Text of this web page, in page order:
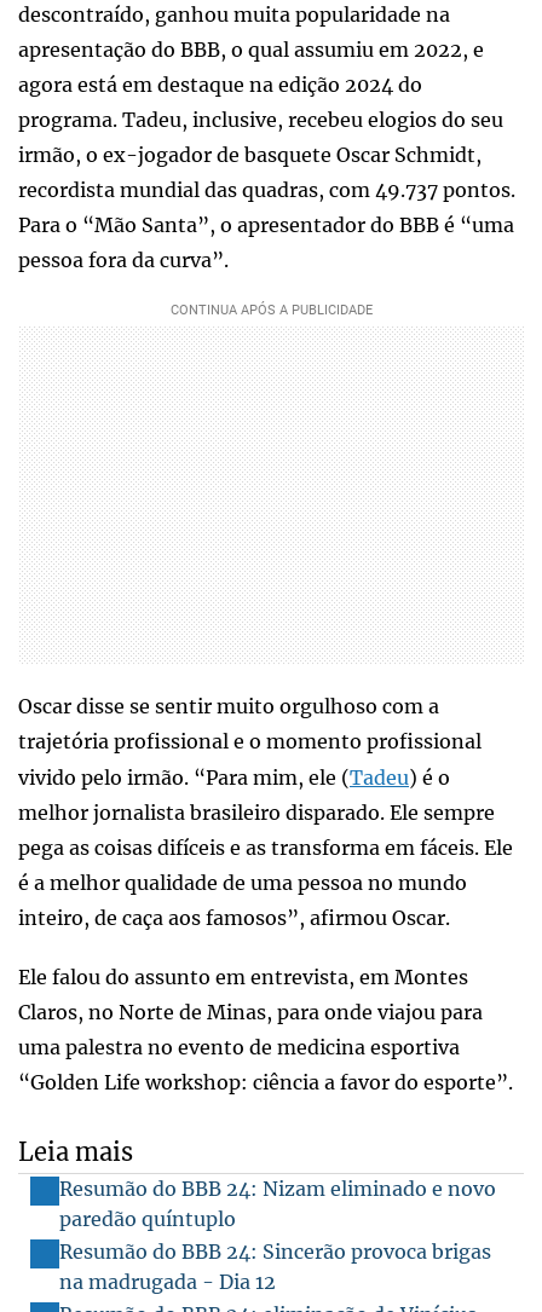
descontraído, ganhou muita popularidade na
apresentação do BBB, o qual assumiu em 2022, e
agora está em destaque na edição 2024 do
programa. Tadeu, inclusive, recebeu elogios do seu
irmão, o ex-jogador de basquete Oscar Schmidt,
recordista mundial das quadras, com 49.737 pontos.
Para o “Mão Santa”, o apresentador do BBB é “uma
pessoa fora da curva”.
Oscar disse se sentir muito orgulhoso com a
trajetória profissional e o momento profissional
vivido pelo irmão. “Para mim, ele (Tadeu) é o
melhor jornalista brasileiro disparado. Ele sempre
pega as coisas difíceis e as transforma em fáceis. Ele
é a melhor qualidade de uma pessoa no mundo
inteiro, de caça aos famosos”, afirmou Oscar.
Ele falou do assunto em entrevista, em Montes
Claros, no Norte de Minas, para onde viajou para
uma palestra no evento de medicina esportiva
“Golden Life workshop: ciência a favor do esporte”.
Leia mais
Resumão do BBB 24: Nizam eliminado e novo
paredão quíntuplo
Resumão do BBB 24: Sincerão provoca brigas
na madrugada - Dia 12